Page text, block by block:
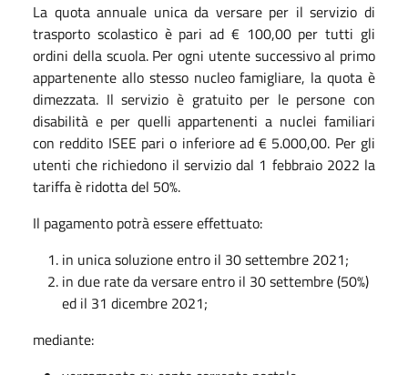
La quota annuale unica da versare per il servizio di
trasporto scolastico è pari ad € 100,00 per tutti gli
ordini della scuola. Per ogni utente successivo al primo
appartenente allo stesso nucleo famigliare, la quota è
dimezzata. Il servizio è gratuito per le persone con
disabilità e per quelli appartenenti a nuclei familiari
con reddito ISEE pari o inferiore ad € 5.000,00. Per gli
utenti che richiedono il servizio dal 1 febbraio 2022 la
tariffa è ridotta del 50%.
Il pagamento potrà essere effettuato:
in unica soluzione entro il 30 settembre 2021;
in due rate da versare entro il 30 settembre (50%)
ed il 31 dicembre 2021;
mediante: